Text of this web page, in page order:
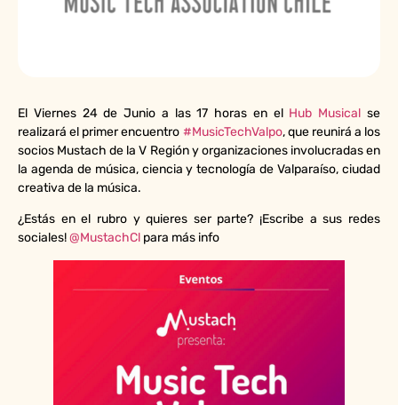
El Viernes 24 de Junio a las 17 horas en elHub Musical se
realizará el primer encuentro #MusicTechValpo, que reunirá a los
socios Mustach de la V Región y organizaciones involucradas en
la agenda de música, ciencia y tecnología de Valparaíso, ciudad
creativa de la música.
¿Estás en el rubro y quieres ser parte? ¡Escribe a sus redes
sociales!@MustachCl para más info